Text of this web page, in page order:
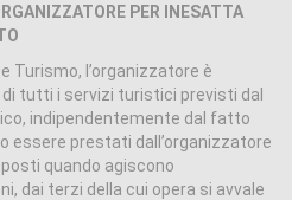
PER INESATTA
Turismo, l’organizzatore è
tutti i servizi turistici previsti dal
indipendentemente dal fatto
essere prestati dall’organizzatore
quando agiscono
dai terzi della cui opera si avvale